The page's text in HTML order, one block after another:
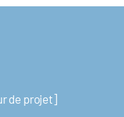
de projet]